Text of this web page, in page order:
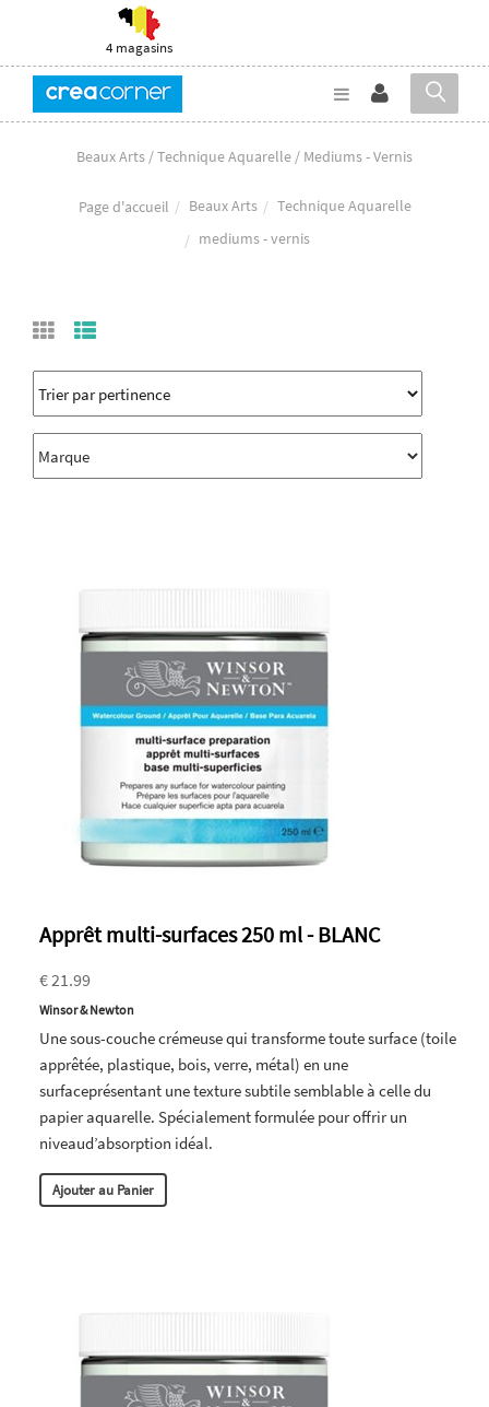
4 magasins
Beaux Arts / Technique Aquarelle / Mediums - Vernis
Page d'accueil Beaux Arts
Technique Aquarelle
mediums - vernis
Apprêt multi-surfaces 250 ml - BLANC
€ 21.99
Winsor & Newton
Une sous-couche crémeuse qui transforme toute surface (toile
apprêtée, plastique, bois, verre, métal) en une
surfaceprésentant une texture subtile semblable à celle du
papier aquarelle. Spécialement formulée pour offrir un
niveaud’absorption idéal.
Ajouter au Panier